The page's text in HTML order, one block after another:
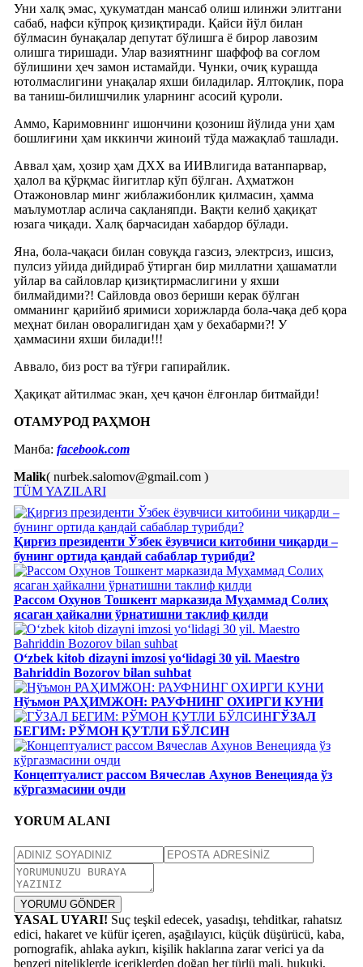
Уни халқ эмас, ҳукуматдан мансаб олиш илинжи элитгани
сабаб, нафси кўпроқ қизиқтиради. Қайси йўл билан
бўлмасин бунақалар депутат бўлишга ё бирор лавозим
олишга тиришади. Улар вазиятнинг шаффоф ва соғлом
бўлишини ҳеч замон истамайди. Чунки, очиқ курашда
ютолмаслигини унақалар яхши биладилар. Ялтоқлик, пора
ва таниш-билишчилик уларнинг асосий қуроли.
Аммо, Каримовнинг ишончини қозониш йўлида уни ҳам
бошлиғини ҳам иккинчи жиноий тўда мажақлаб ташлади.
Аввал ҳам, ҳозир ҳам ДХХ ва ИИВлигида ватанпарвар,
ҳалол ва қўрқмас йигитлар кўп бўлган. Аҳматжон
Отажоновлар минг жиблажибонлик қилмасин, ҳамма
маълумотлар аслича сақланяпди. Вақти келиб ҳақиқат
юзага чиқади. Халқ барчасидан хабардор бўлади.
Яна, бола-чақаси билан совуқда газсиз, электрсиз, ишсиз,
пулсиз уйида дийдираб ўтирган бир миллатни ҳашаматли
уйлар ва сайловлар қизиқтирмаслигини у яхши
билмайдими?! Сайловда овоз бериши керак бўлган
омманинг қарийиб яримиси хорижларда бола-чақа деб қора
меҳнат билан оворалигидан ҳам у бехабарми?! У
ҳаммасини яхши билади!!!
Аввало, биз рост ва тўғри гапирайлик.
Ҳақиқат айтилмас экан, ҳеч қачон ёлғонлар битмайди!
ОТАМУРОД РАҲМОН
Манба: facebook.com
Malik( nurbek.salomov@gmail.com )
TÜM YAZILARI
Қирғиз президенти Ўзбек ёзувчиси китобини чиқарди –
бунинг ортида қандай сабаблар турибди?
Рассом Охунов Тошкент марказида Муҳаммад Солиҳ
яcаган ҳайкални ўрнатишни таклиф қилди
Oʻzbek kitob dizayni imzosi yoʻlidagi 30 yil. Maestro
Bahriddin Bozorov bilan suhbat
Нўъмон РАҲИМЖОН: РАУФНИНГ ОХИРГИ КУНИ
ГЎЗАЛ
БЕГИМ: РЎМОН ҚУТЛИ БЎЛСИН
Концептуалист рассом Вячеслав Ахунов Венецияда ўз
кўргазмасини очди
YORUM ALANI
YORUMU GÖNDER
YASAL UYARI! Suç teşkil edecek, yasadışı, tehditkar, rahatsız
edici, hakaret ve küfür içeren, aşağılayıcı, küçük düşürücü, kaba,
pornografik, ahlaka aykırı, kişilik haklarına zarar verici ya da
benzeri niteliklerde içeriklerden doğan her türlü mali, hukuki,